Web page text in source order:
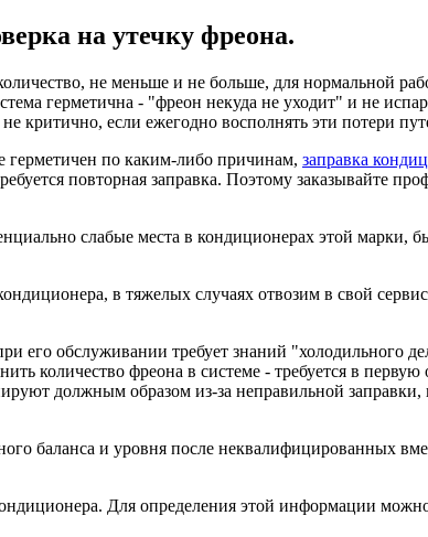
на утечку фреона.
не меньше и не больше, для нормальной
герметична - "фреон некуда не уходит" и не
критично, если ежегодно восполнять эти потери
по каким-либо причинам, заправка
повторная заправка. Поэтому заказывайте
слабые места в кондиционерах этой марки,
в тяжелых случаях отвозим в свой
его обслуживании требует знаний "холодильного
количество фреона в системе - требуется в
должным образом из-за неправильной
баланса и уровня после неквалифицированных
Для определения этой информации